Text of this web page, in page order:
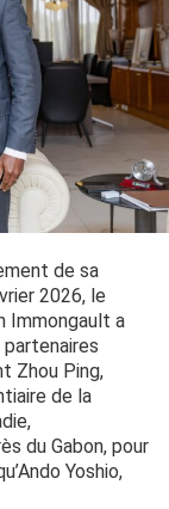
de sa
2026, le
Immongault a
partenaires
Zhou Ping,
de la
du Gabon, pour
Yoshio,